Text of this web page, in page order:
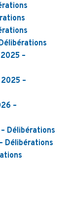
–
–
–
Délibérations
Délibérations